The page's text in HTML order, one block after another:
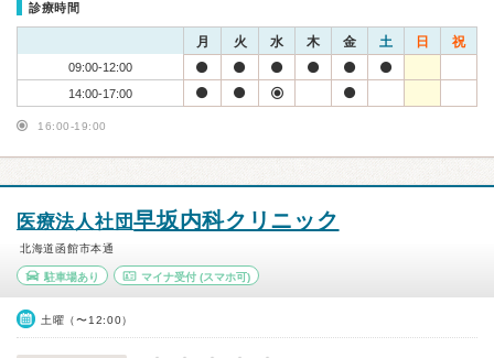
診療時間
月 火 水 木 金 土 日 祝
09:00-12:00
14:00-17:00
16:00-19:00
医療法人社団早坂内科クリニック
北海道函館市本通
駐車場あり マイナ受付(スマホ可)
土曜（〜12:00）